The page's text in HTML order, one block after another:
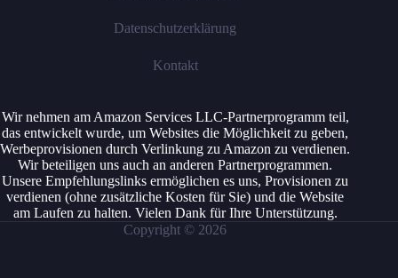
Datenschutzerklärung
Kontakt
Wir nehmen am Amazon Services LLC-Partnerprogramm teil,
das entwickelt wurde, um Websites die Möglichkeit zu geben,
Werbeprovisionen durch Verlinkung zu Amazon zu verdienen.
Wir beteiligen uns auch an anderen Partnerprogrammen.
Unsere Empfehlungslinks ermöglichen es uns, Provisionen zu
verdienen (ohne zusätzliche Kosten für Sie) und die Website
am Laufen zu halten. Vielen Dank für Ihre Unterstützung.
Copyright © 2026